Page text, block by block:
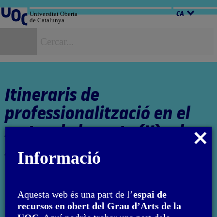
al
contingut
Universitat Oberta
de Catalunya
CA
Itineraris de
professionalització en el
sector de les arts (II): el
sector privat
Autora: Francesco Giaveri
L'encàrrec i la creació d'aquest material docent han estat
Tancar
modal
Informació
Aquesta web és una part de l’espai de
recursos en obert del Grau d’Arts de la